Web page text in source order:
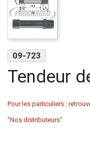
09-723
Tendeur
Pour les particuliers :
"Nos distributeurs"